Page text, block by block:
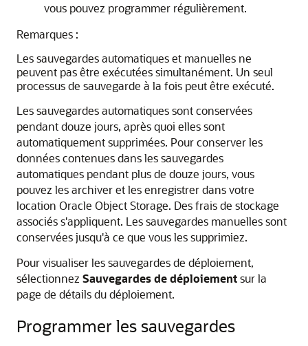
vous pouvez programmer régulièrement.
Remarques :
Les sauvegardes automatiques et manuelles ne
peuvent pas être exécutées simultanément. Un seul
processus de sauvegarde à la fois peut être exécuté.
Les sauvegardes automatiques sont conservées
pendant douze jours, après quoi elles sont
automatiquement supprimées. Pour conserver les
données contenues dans les sauvegardes
automatiques pendant plus de douze jours, vous
pouvez les archiver et les enregistrer dans votre
location Oracle Object Storage. Des frais de stockage
associés s'appliquent. Les sauvegardes manuelles sont
conservées jusqu'à ce que vous les supprimiez.
Pour visualiser les sauvegardes de déploiement,
sélectionnez Sauvegardes de déploiementsur la
page de détails du déploiement.
Programmer les sauvegardes